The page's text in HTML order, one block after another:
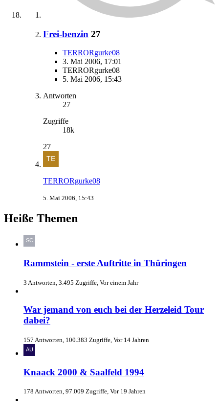
Frei-benzin 27
TERRORgurke08
3. Mai 2006, 17:01
TERRORgurke08
5. Mai 2006, 15:43
Antworten
27
Zugriffe
18k
27
TERRORgurke08
5. Mai 2006, 15:43
Heiße Themen
Rammstein - erste Auftritte in Thüringen
3 Antworten, 3.495 Zugriffe, Vor einem Jahr
War jemand von euch bei der Herzeleid Tour
dabei?
157 Antworten, 100.383 Zugriffe, Vor 14 Jahren
Knaack 2000 & Saalfeld 1994
178 Antworten, 97.009 Zugriffe, Vor 19 Jahren